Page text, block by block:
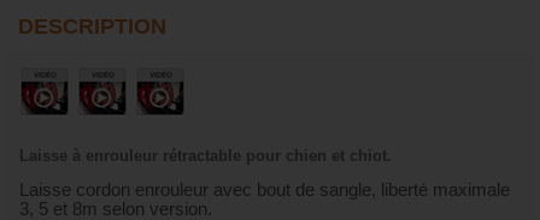
DESCRIPTION
Laisse à enrouleur rétractable pour chien et chiot.
Laisse cordon enrouleur avec bout de sangle, liberté maximale
3, 5 et 8m selon version.